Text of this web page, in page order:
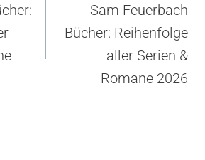
Sam Feuerbach
Bücher: Reihenfolge
aller Serien &
Romane 2026